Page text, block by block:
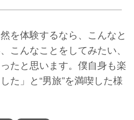
を体験するなら、こんなと
こんなことをしてみたい、
たと思います。僕自身も楽
た」と“男旅”を満喫した様